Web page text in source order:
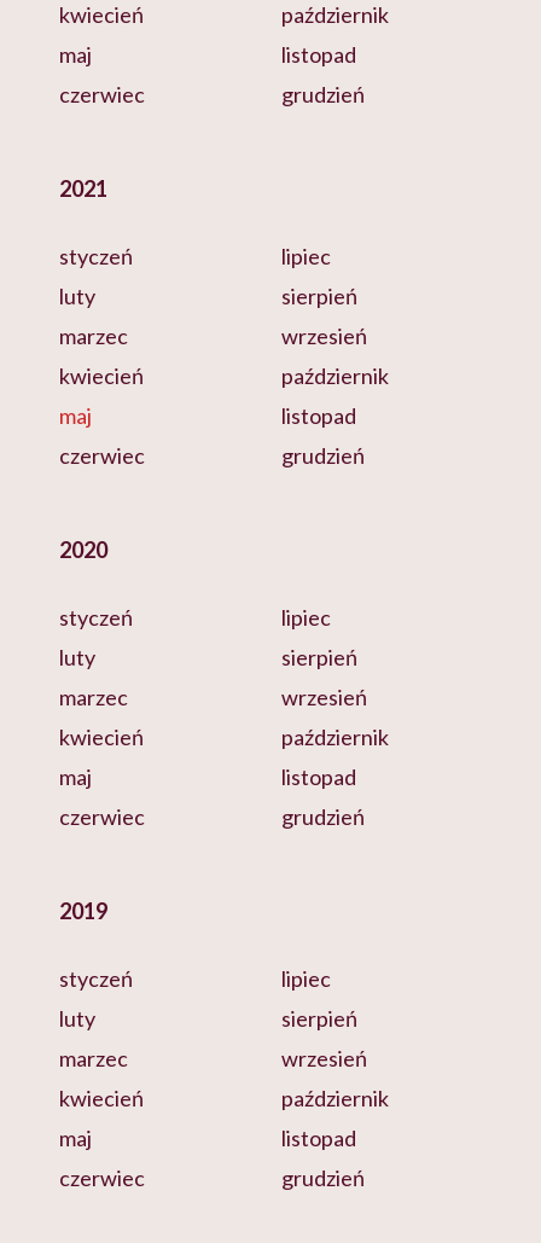
kwiecień
maj
czerwiec
październik
listopad
grudzień
2021
styczeń
luty
marzec
kwiecień
maj
czerwiec
lipiec
sierpień
wrzesień
październik
listopad
grudzień
2020
styczeń
luty
marzec
kwiecień
maj
czerwiec
lipiec
sierpień
wrzesień
październik
listopad
grudzień
2019
styczeń
luty
marzec
kwiecień
maj
czerwiec
lipiec
sierpień
wrzesień
październik
listopad
grudzień